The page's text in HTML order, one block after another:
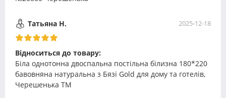
Татьяна Н. 2025-12-18
Відноситься до товару:
Біла однотонна двоспальна постільна білизна 180*220
бавовняна натуральна з Бязі Gold для дому та готелів,
Черешенька ТМ